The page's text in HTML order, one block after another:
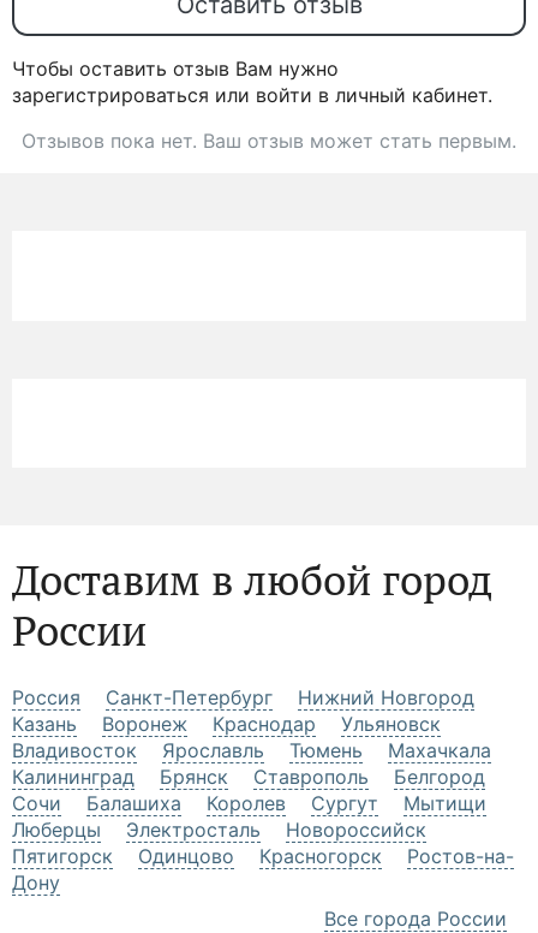
Чтобы оставить отзыв Вам нужно
зарегистрироваться или войти в личный кабинет.
Отзывов пока нет. Ваш отзыв может стать первым.
Доставим в любой город
России
Россия Санкт-Петербург
Нижний Новгород
Казань
Воронеж Краснодар
Ульяновск
Владивосток
Ярославль Тюмень
Махачкала
Калининград
Брянск Ставрополь
Белгород
Сочи
Балашиха Королев Сургут
Мытищи
Люберцы
Электросталь
Новороссийск
Пятигорск
Одинцово Красногорск
Ростов-на-
Дону
Все города России